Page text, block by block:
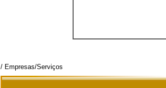
/ Empresas/Serviços